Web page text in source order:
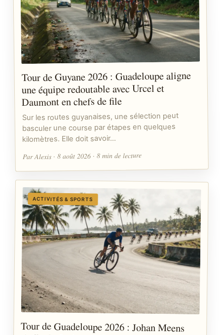
Tour de Guyane 2026 : Guadeloupe aligne
une équipe redoutable avec Urcel et
Daumont en chefs de file
Sur les routes guyanaises, une sélection peut
basculer une course par étapes en quelques
kilomètres. Elle doit savoir…
Par Alexis · 8 août 2026 · 8 min de lecture
ACTIVITÉS & SPORTS
Tour de Guadeloupe 2026 : Johan Meens
s’offre la 5e étape à Sainte-Anne pendant